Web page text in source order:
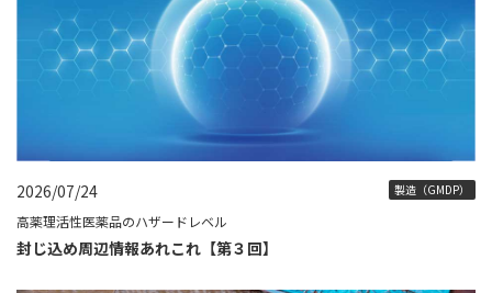
2026/07/24 製造（GMDP）
高薬理活性医薬品のハザードレベル
封じ込め周辺情報あれこれ【第３回】